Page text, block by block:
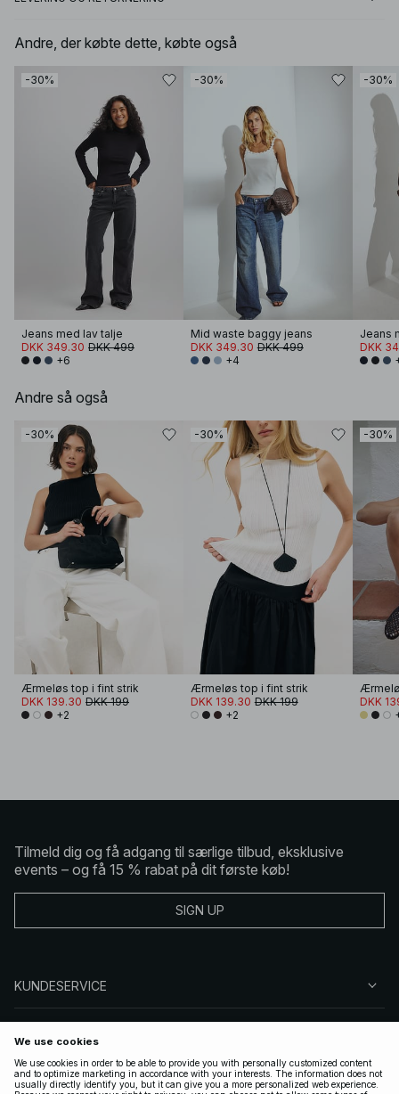
Andre, der købte dette, købte også
-30%
Jeans med lav talje
DKK 349.30 DKK 499
+6
-30%
Mid waste baggy jeans
DKK 349.30 DKK 499
+4
-30%
Jeans
DKK
Andre så også
-30%
Ærmeløs top i fint strik
DKK 139.30 DKK 199
+2
-30%
Ærmeløs top i fint strik
DKK 139.30 DKK 199
+2
-30%
DKK
Tilmeld dig og få adgang til særlige tilbud, eksklusive
events – og få 15 % rabat på dit første køb!
SIGN UP
KUNDESERVICE
FØLG OS